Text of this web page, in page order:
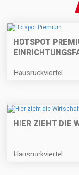
HOTSPOT
Hausruckviertel
HIER ZIEHT DIE
Hausruckviertel